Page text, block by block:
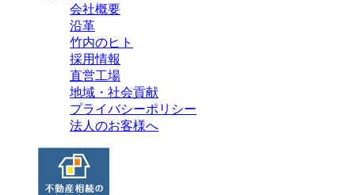
会社概要
沿革
竹内のヒト
採用情報
直営工場
地域・社会貢献
プライバシーポリシー
法人のお客様へ